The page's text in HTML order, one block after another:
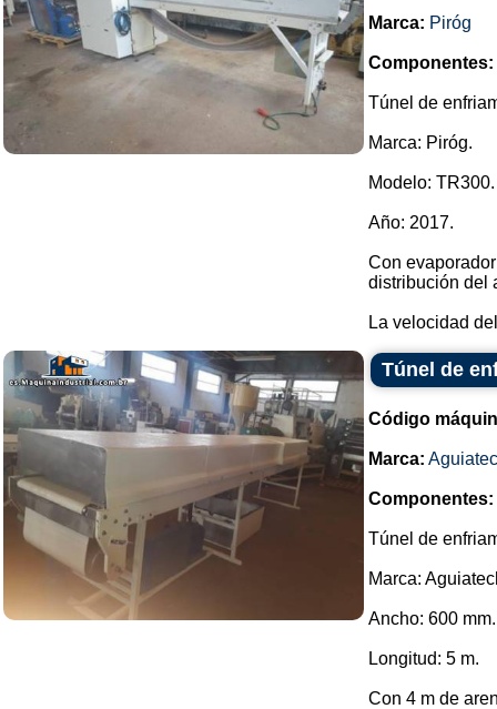
Marca: Piróg
Componentes:
Túnel de
Marca: Piróg.
Modelo: TR300.
Año: 2017.
Con
distribución del
La velocidad
Túnel de
Código
Marca:
Componentes:
Túnel de
Marca:
Ancho: 600 mm.
Longitud: 5 m.
Con 4 m de